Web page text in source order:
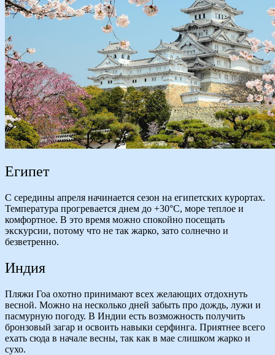
Египет
С середины апреля начинается сезон на египетских курортах.
Температура прогревается днем до +30°С, море теплое и
комфортное. В это время можно спокойно посещать
экскурсии, потому что не так жарко, зато солнечно и
безветренно.
Индия
Пляжи Гоа охотно принимают всех желающих отдохнуть
весной. Можно на несколько дней забыть про дождь, лужи и
пасмурную погоду. В Индии есть возможность получить
бронзовый загар и освоить навыки серфинга. Приятнее всего
ехать сюда в начале весны, так как в мае слишком жарко и
сухо.